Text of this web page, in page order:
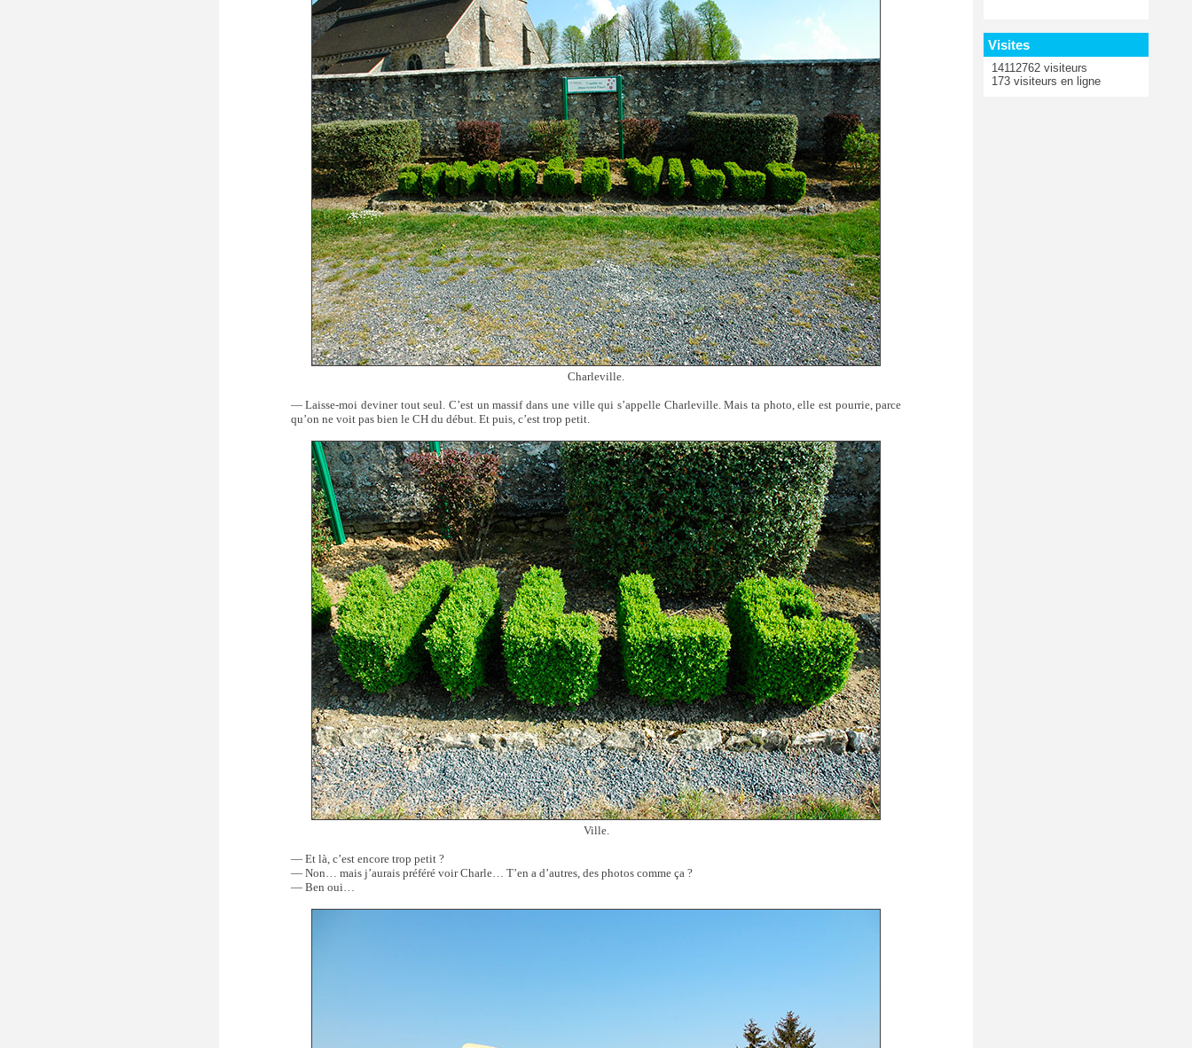
Charleville.
— Laisse-moi deviner tout seul. C’est un massif dans une ville qui s’appelle Charleville. Mais ta photo, elle est pourrie, parce
qu’on ne voit pas bien le CH du début. Et puis, c’est trop petit.
Ville.
— Et là, c’est encore trop petit ?
— Non… mais j’aurais préféré voir Charle… T’en a d’autres, des photos comme ça ?
— Ben oui…
Visites
14112762 visiteurs
173 visiteurs en ligne